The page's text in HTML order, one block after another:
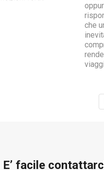
che
E’ facile